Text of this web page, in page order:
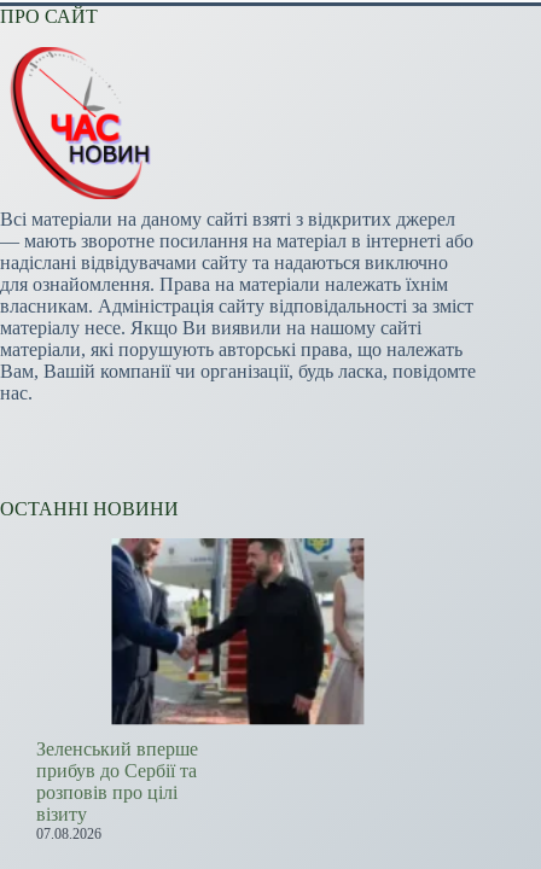
ПРО САЙТ
Всі матеріали на даному сайті взяті з відкритих джерел
— мають зворотне посилання на матеріал в інтернеті або
надіслані відвідувачами сайту та надаються виключно
для ознайомлення. Права на матеріали належать їхнім
власникам. Адміністрація сайту відповідальності за зміст
матеріалу несе. Якщо Ви виявили на нашому сайті
матеріали, які порушують авторські права, що належать
Вам, Вашій компанії чи організації, будь ласка, повідомте
нас.
ОСТАННІ НОВИНИ
Зеленський вперше
прибув до Сербії та
розповів про цілі
візиту
07.08.2026